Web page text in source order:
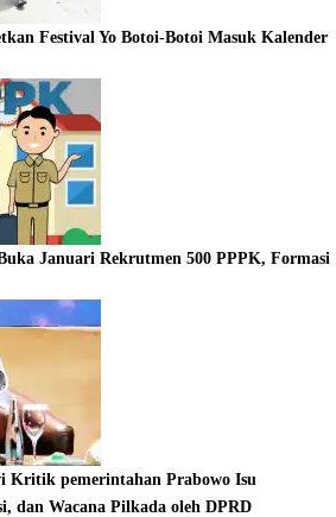
Festival Yo Botoi-Botoi Masuk Kalender
Januari Rekrutmen 500 PPPK, Formasi
Kritik pemerintahan Prabowo Isu
dan Wacana Pilkada oleh DPRD